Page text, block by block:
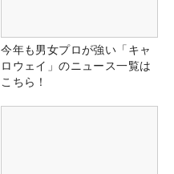
今年も男女プロが強い「キャ
ロウェイ」のニュース一覧は
こちら！